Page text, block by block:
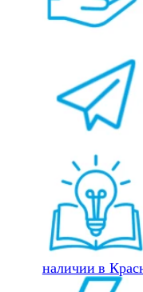
наличии в